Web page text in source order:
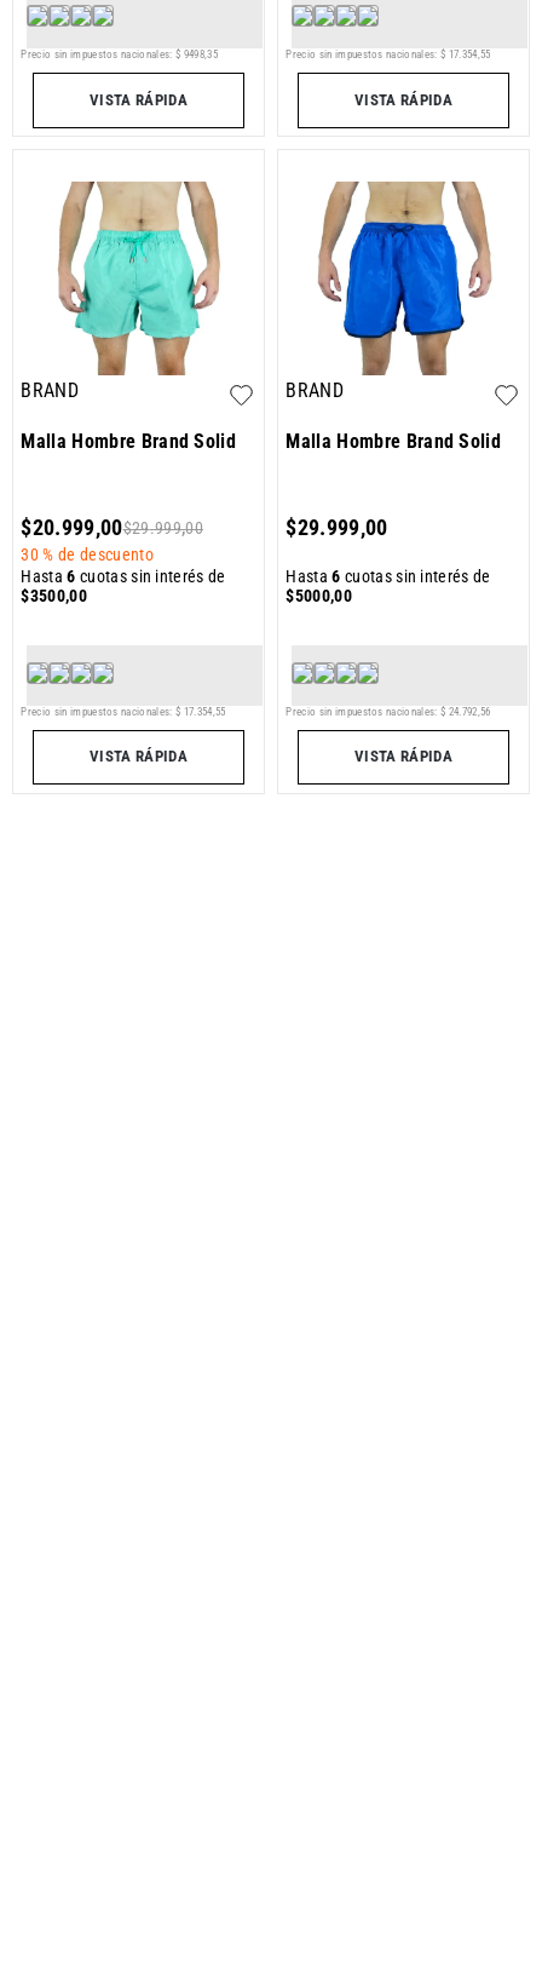
Precio sin impuestos nacionales: $ 9498,35
VISTA RÁPIDA
Precio sin impuestos nacionales: $ 17.354,55
VISTA RÁPIDA
BRAND
Malla Hombre Brand Solid
$20.999,00$29.999,00
30 % de descuento
Hasta6 cuotas sin interés de
$3500,00
Precio sin impuestos nacionales: $ 17 354 55
VISTA RÁPIDA
BRAND
Malla Hombre Brand Solid
$29.999,00
Hasta6 cuotas sin interés de
$5000,00
Precio sin impuestos nacionales: $ 24 792 56
VISTA RÁPIDA